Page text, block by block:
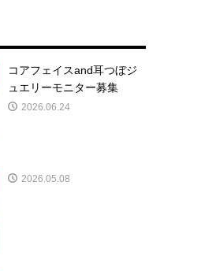
コアフェイスand耳つぼジ
ュエリーモニター募集
2026.06.24
2026.05.08